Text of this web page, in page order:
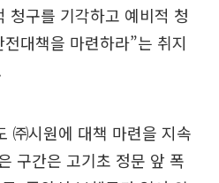
청구를 기각하고 예비적 청
대책을 마련하라”는 취지
㈜시원에 대책 마련을 지속
구간은 고기초 정문 앞 폭